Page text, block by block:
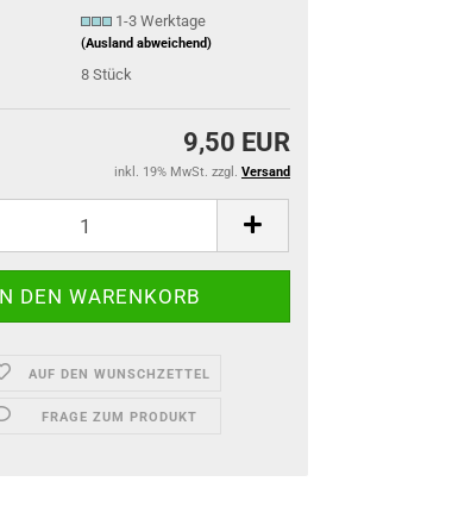
1-3 Werktage
(Ausland abweichend)
8Stück
9,50 EUR
inkl. 19% MwSt. zzgl. Versand
AUF DEN WUNSCHZETTEL
FRAGE ZUM PRODUKT